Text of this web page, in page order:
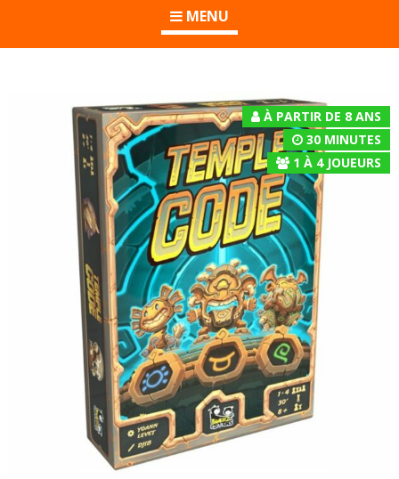
MENU
À PARTIR DE 8 ANS
30 MINUTES
1 À 4JOUEURS